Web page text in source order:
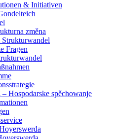
& Initiativen
změna
Fragen
Hospodarske spěchowanje